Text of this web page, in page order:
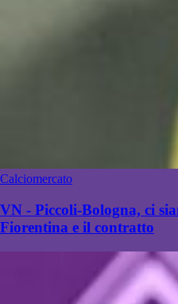
Calciomercato
VN - Piccoli-Bologna, ci
Fiorentina e il contratto